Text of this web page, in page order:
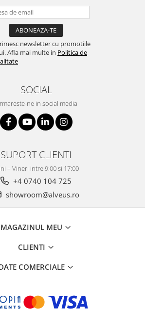
newsletter cu promotiile
Afla mai multe in Politica de
SOCIAL
ne in social media
SUPORT CLIENTI
– Vineri intre 9:00 si 17:00
+4 0740 104 725
showroom@alveus.ro
MAGAZINUL MEU
CLIENTI
COMERCIALE